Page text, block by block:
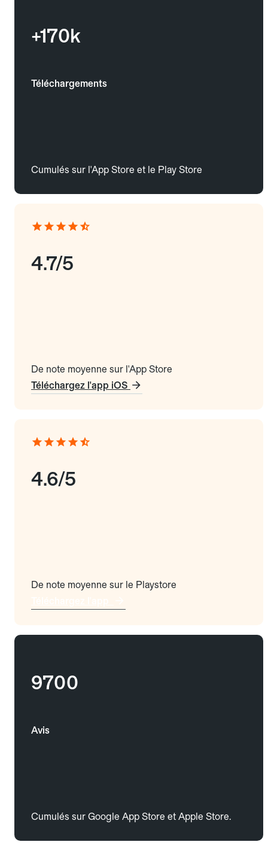
+170k
Téléchargements
Cumulés sur l'App Store et le Play Store
4.7/5
De note moyenne sur l'App Store
Téléchargez l'app iOS
4.6/5
De note moyenne sur le Playstore
9700
Avis
Cumulés sur Google App Store et Apple Store.